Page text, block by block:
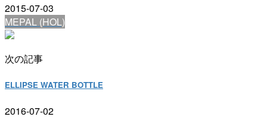
2015-07-03
MEPAL (HOL)
次の記事
ELLIPSE WATER BOTTLE
2016-07-02